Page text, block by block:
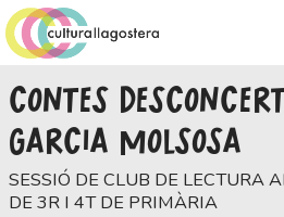
CONTES
GARCIA MOLSOSA
SESSIÓ DE CLUB DE LECTURA
DE 3R I 4T DE PRIMÀRIA